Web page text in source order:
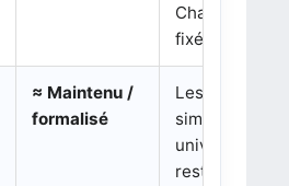
Chasles sont
fixés en 3
≈ Maintenu /
formalisé
Les
simples dans
univers fini
restent au